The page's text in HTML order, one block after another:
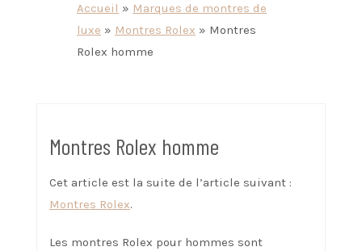
Accueil » Marques de montres de
luxe » Montres Rolex » Montres
Rolex homme
Montres Rolex homme
Cet article est la suite de l’article suivant :
Montres Rolex.
Les montres Rolex pour hommes sont